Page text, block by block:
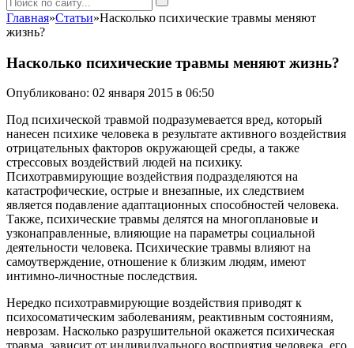
Главная»Статьи»Насколько психические травмы меняют
жизнь?
Насколько психические травмы меняют жизнь?
Опубликовано: 02 января 2015 в 06:50
Под психической травмой подразумевается вред, который
нанесен психике человека в результате активного воздействия
отрицательных факторов окружающей среды, а также
стрессовых воздействий людей на психику.
Психотравмирующие воздействия подразделяются на
катастрофические, острые и внезапные, их следствием
является подавление адаптационных способностей человека.
Также, психические травмы делятся на многоплановые и
узконаправленные, влияющие на параметры социальной
деятельности человека. Психические травмы влияют на
самоутверждение, отношение к близким людям, имеют
интимно-личностные последствия.
Нередко психотравмирующие воздействия приводят к
психосоматическим заболеваниям, реактивным состояниям,
неврозам. Насколько разрушительной окажется психическая